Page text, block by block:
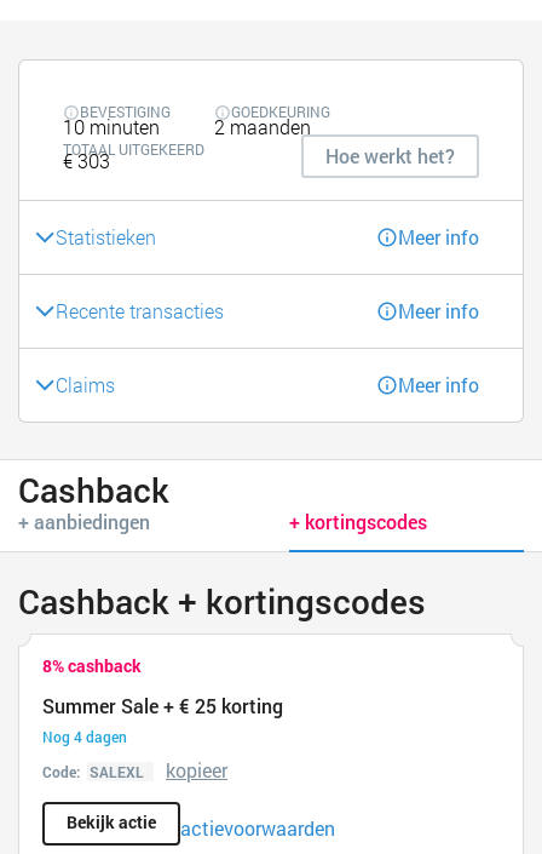
BEVESTIGING
10 minuten
GOEDKEURING
2 maanden
TOTAAL UITGEKEERD
€ 303 Hoe werkt het?
Statistieken Meer info
Recente transacties Meer info
Claims Meer info
Cashback
+ aanbiedingen + kortingscodes
Cashback + kortingscodes
8% cashback
Summer Sale + € 25 korting
Nog 4 dagen
Code:
kopieer
Bekijk actie actievoorwaarden